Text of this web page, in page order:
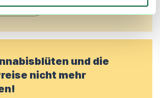
und die
nicht mehr